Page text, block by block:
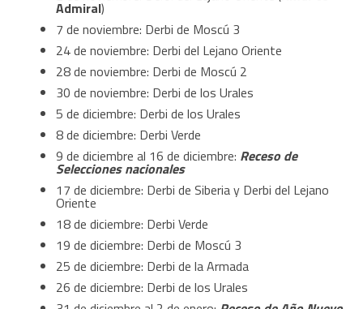
Admiral)
7 de noviembre: Derbi de Moscú 3
24 de noviembre: Derbi del Lejano Oriente
28 de noviembre: Derbi de Moscú 2
30 de noviembre: Derbi de los Urales
5 de diciembre: Derbi de los Urales
8 de diciembre: Derbi Verde
9 de diciembre al 16 de diciembre: Receso de
Selecciones nacionales
17 de diciembre: Derbi de Siberia y Derbi del Lejano
Oriente
18 de diciembre: Derbi Verde
19 de diciembre: Derbi de Moscú 3
25 de diciembre: Derbi de la Armada
26 de diciembre: Derbi de los Urales